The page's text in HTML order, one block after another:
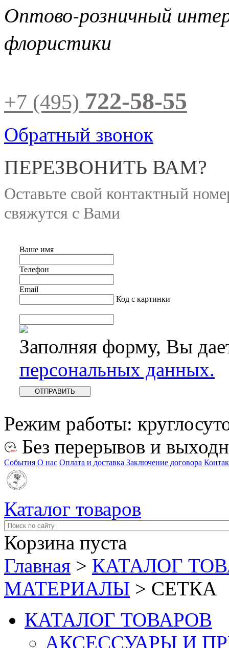
Оптово-розничный
флористики
+7 (495) 722-58-55
Обратный звонок
ПЕРЕЗВОНИТЬ ВАМ?
Оставьте свой контактный
свяжутся с Вами
Ваше имя
Телефон
Email
Код с картинки
Заполняя форму, Вы
персональных данных.
Режим работы:
Без перерывов и
События О нас Оплата и доставка Заключение договора
Каталог товаров
Корзина пуста
Главная > КАТАЛОГ
МАТЕРИАЛЫ > СЕТКА
КАТАЛОГ ТОВАРОВ
АКСЕССУАРЫ И